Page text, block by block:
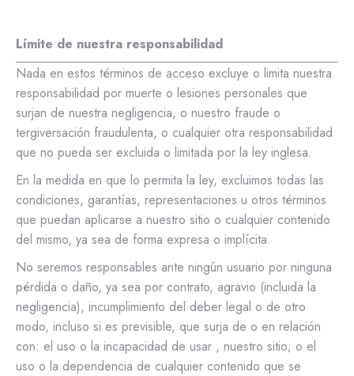
Límite de nuestra responsabilidad
Nada en estos términos de acceso excluye o limita nuestra
responsabilidad por muerte o lesiones personales que
surjan de nuestra negligencia, o nuestro fraude o
tergiversación fraudulenta, o cualquier otra responsabilidad
que no pueda ser excluida o limitada por la ley inglesa.
En la medida en que lo permita la ley, excluimos todas las
condiciones, garantías, representaciones u otros términos
que puedan aplicarse a nuestro sitio o cualquier contenido
del mismo, ya sea de forma expresa o implícita.
No seremos responsables ante ningún usuario por ninguna
pérdida o daño, ya sea por contrato, agravio (incluida la
negligencia), incumplimiento del deber legal o de otro
modo, incluso si es previsible, que surja de o en relación
con: el uso o la incapacidad de usar , nuestro sitio; o el
uso o la dependencia de cualquier contenido que se